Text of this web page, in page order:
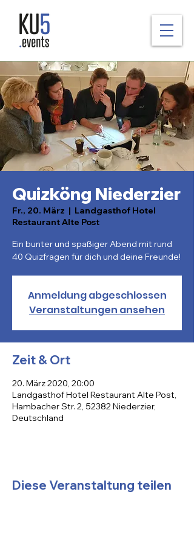
Quizköng Niederzier
Fr., 20. März
  |
Landgasthof Hotel
Restaurant Alte Post
Ein bunter und spaßiger Abend mit rund
40 Quizfragen für dich und deine Freunde!
Anmeldung abgeschlossen
Veranstaltungen ansehen
Zeit & Ort
20. März 2020, 20:00
Landgasthof Hotel Restaurant Alte Post,
Hambacher Str. 2, 52382 Niederzier,
Deutschland
Diese Veranstaltung teilen